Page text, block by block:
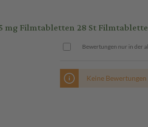
mg Filmtabletten 28 St
Bewertungen nur in der
Keine